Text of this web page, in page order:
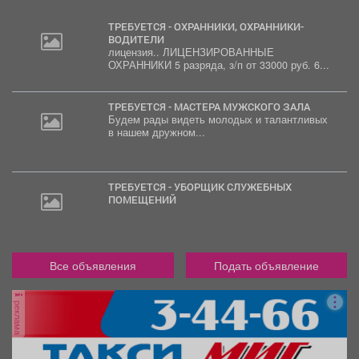
ТРЕБУЕТСЯ - ОХРАННИКИ, ОХРАННИКИ-
ВОДИТЕЛИ
лицензия.. ЛИЦЕНЗИРОВАННЫЕ
ОХРАННИКИ 5 разряда, з/п от 33000 руб. 6...
ТРЕБУЕТСЯ - МАСТЕРА МУЖСКОГО ЗАЛА
Будем рады видеть молодых и талантливых
в нашем дружном...
ТРЕБУЕТСЯ - УБОРЩИК СЛУЖЕБНЫХ
ПОМЕЩЕНИЙ
Все объявления Подать объявление
реклама